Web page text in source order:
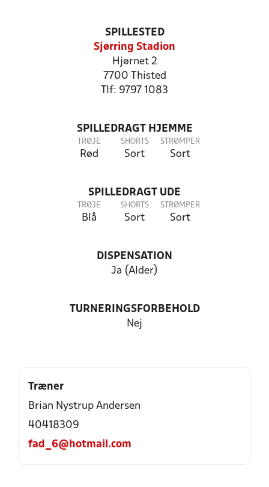
SPILLESTED
Sjørring Stadion
Hjørnet 2
7700 Thisted
Tlf: 9797 1083
SPILLEDRAGT HJEMME
TRØJE
Rød
SHORTS
Sort
STRØMPER
Sort
SPILLEDRAGT UDE
TRØJE
Blå
SHORTS
Sort
STRØMPER
Sort
DISPENSATION
Ja (Alder)
TURNERINGSFORBEHOLD
Nej
Træner
Brian Nystrup Andersen
40418309
fad_6@hotmail.com